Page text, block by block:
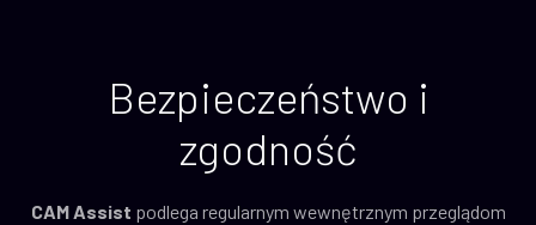
Bezpieczeństwo i
zgodność
CAM Assist podlega regularnym wewnętrznym przeglądom